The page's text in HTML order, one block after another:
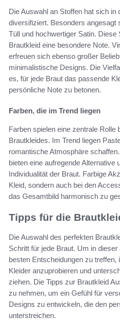
Die Auswahl an Stoffen hat sich in
diversifiziert. Besonders angesagt
Tüll und hochwertiger Satin. Diese
Brautkleid eine besondere Note.
erfreuen sich ebenso großer
minimalistische Designs. Die
es, für jede Braut das passende
persönliche Note zu betonen.
Farben, die im Trend liegen
Farben spielen eine zentrale Rolle
Brautkleides. Im Trend liegen
romantische Atmosphäre
bieten eine aufregende Alternative
Individualität der Braut. Farbige
Kleid, sondern auch bei den
das Gesamtbild harmonisch zu
Tipps für die
Die Auswahl des perfekten
Schritt für jede Braut. Um in
besten Entscheidungen zu
Kleider anzuprobieren und
ziehen. Die Tipps zur Brautkleid
zu nehmen, um ein Gefühl für
Designs zu entwickeln, die den
unterstreichen.